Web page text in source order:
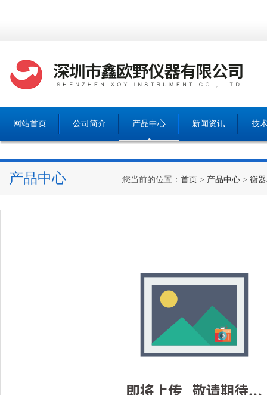
网站首页 公司简介 产品中心 新闻资讯 技
产品中心 您当前的位置： 首页 > 产品中心 > 衡